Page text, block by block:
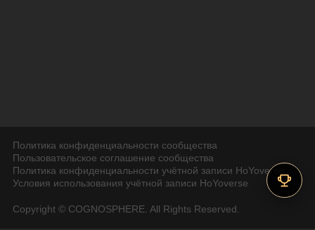
Политика конфиденциальности сообщества
Пользовательское соглашение сообщества
Политика конфиденциальности учётной записи HoYoverse
Условия использования учётной записи HoYoverse
Copyright © COGNOSPHERE. All Rights Reserved.